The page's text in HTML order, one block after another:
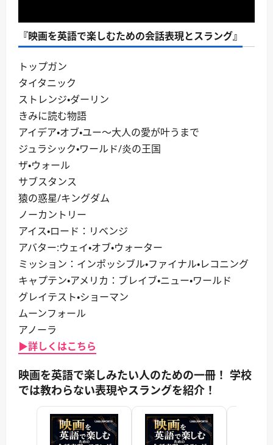
『映画を英語で楽しむための会話表現とスラング』
トップガン
タイタニック
ストレンジ・ダーリン
きみに読む物語
アイデア・オブ・ユー～大人の愛が叶うまで
ジュラシック・ワールド/炎の王国
ザ・ウォール
サブスタンス
猿の惑星/キングダム
ノーカントリー
アイス・ロード：リベンジ
アバター:ウェイ・オブ・ウォーター
ミッション：インポッシブル・ファイナル・レコニング
キャプテン・アメリカ：ブレイブ・ニュー・ワールド
グレイテスト・ショーマン
ムーンフォール
アノーラ
▶詳しくはこちら
映画を英語で楽しみたい人のための一冊！ 学校
では教わらない表現やスラングを紹介！